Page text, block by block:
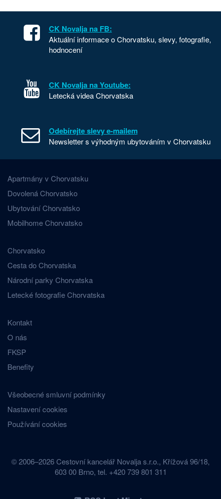
CK Novalja na FB:
Aktuální informace o Chorvatsku, slevy, fotografie,
hodnocení
CK Novalja na Youtube:
Letecká videa Chorvatska
Odebírejte slevy e-mailem
Newsletter s výhodným ubytováním v Chorvatsku
Apartmány v Chorvatsku
Dovolená Chorvatsko
Ubytování Chorvatsko
Mobilhome Chorvatsko
Chorvatsko
Cesta do Chorvatska
Národní parky Chorvatska
Letecké fotografie Chorvatska
Kontakt
O nás
FKSP
Benefity
Všeobecné smluvní podmínky
Nastavení cookies
Používání cookies
© 2006–2026 Cestovní kancelář Novalja s.r.o., Křížová 96/18,
603 00 Brno, tel. +420 739 801 311